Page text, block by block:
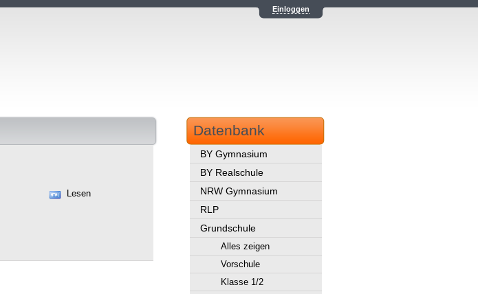
Einloggen
Lesen
Datenbank
BY Gymnasium
BY Realschule
NRW Gymnasium
RLP
Grundschule
Alles zeigen
Vorschule
Klasse 1/2